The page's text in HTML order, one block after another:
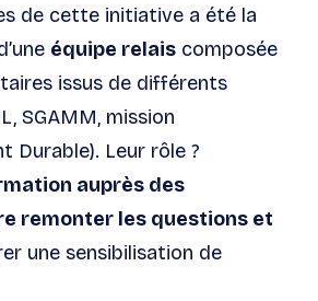
de cette initiative a été la
équipe relais composée
issus de différents
SGAMM, mission
Durable). Leur rôle ?
auprès des
remonter les questions et
une sensibilisation de